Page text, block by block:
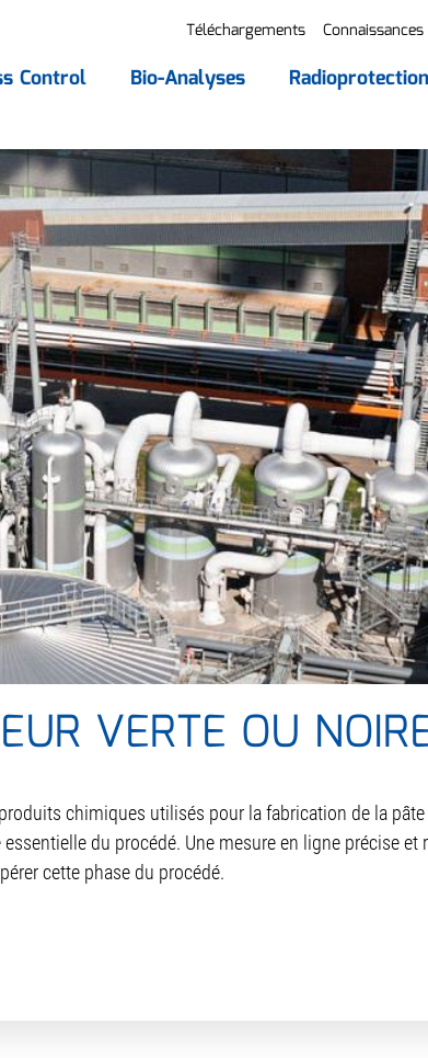
Téléchargements Connaissances
Control Bio-Analyses Radioprotection
VERTE OU
chimiques utilisés pour la fabrication de la
du procédé. Une mesure en ligne précise et
cette phase du procédé.